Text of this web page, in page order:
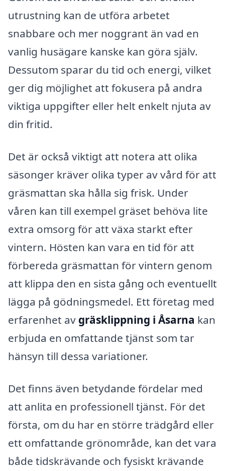
utrustning kan de utföra arbetet
snabbare och mer noggrant än vad en
vanlig husägare kanske kan göra själv.
Dessutom sparar du tid och energi, vilket
ger dig möjlighet att fokusera på andra
viktiga uppgifter eller helt enkelt njuta av
din fritid.
Det är också viktigt att notera att olika
säsonger kräver olika typer av vård för att
gräsmattan ska hålla sig frisk. Under
våren kan till exempel gräset behöva lite
extra omsorg för att växa starkt efter
vintern. Hösten kan vara en tid för att
förbereda gräsmattan för vintern genom
att klippa den en sista gång och eventuellt
lägga på gödningsmedel. Ett företag med
erfarenhet av gräsklippning i Åsarna kan
erbjuda en omfattande tjänst som tar
hänsyn till dessa variationer.
Det finns även betydande fördelar med
att anlita en professionell tjänst. För det
första, om du har en större trädgård eller
ett omfattande grönområde, kan det vara
både tidskrävande och fysiskt krävande